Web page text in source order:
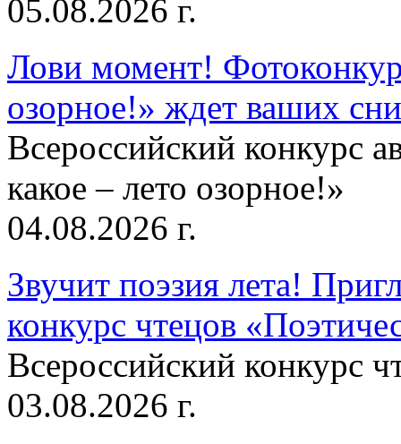
05.08.2026 г.
Лови момент!
озорное!» ждет ваших
Всероссийский конкурс
какое – лето озорное!»
04.08.2026 г.
Звучит поэзия лета!
конкурс чтецов
Всероссийский конкурс
03.08.2026 г.